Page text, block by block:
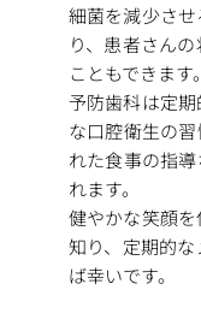
細菌を減少さ
り、患者さん
こともできます。
予防歯科は定
な口腔衛生の
れた食事の指
れます。
健やかな笑顔
知り、定期的
ば幸いです。